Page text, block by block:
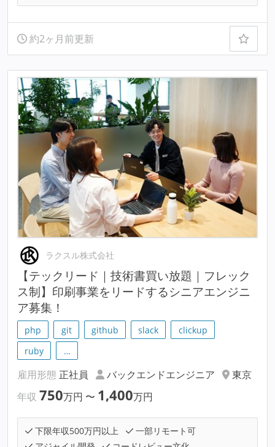
約2ヶ月前更新
ラクスル株式会社
【テックリード｜技術書買い放題｜フレック
ス制】印刷事業をリードするシニアエンジニ
ア募集！
php git github slack
clickup
ruby
…
雇用形態 正社員 バックエンドエンジニア
東京
年収 750万円 〜 1,400万円
下限年収500万円以上
一部リモート可